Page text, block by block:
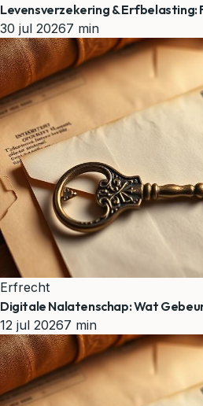
Levensverzekering & Erfbelasting:
30 jul 20267 min
Erfrecht
Digitale Nalatenschap: Wat
12 jul 20267 min